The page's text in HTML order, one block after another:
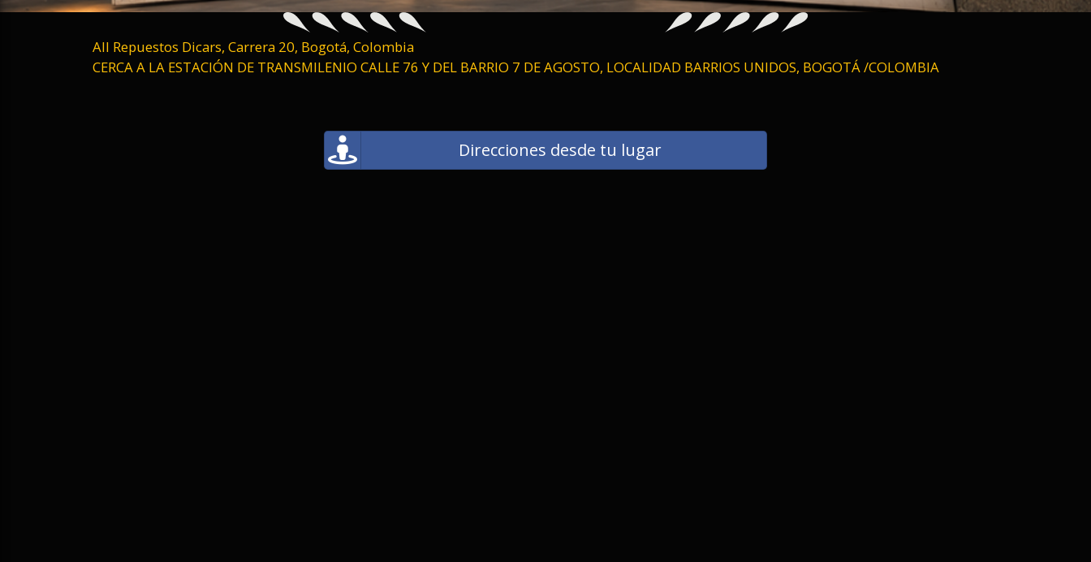
All Repuestos Dicars, Carrera 20, Bogotá, Colombia
CERCA A LA ESTACIÓN DE TRANSMILENIO CALLE 76 Y DEL BARRIO 7 DE AGOSTO, LOCALIDAD BARRIOS UNIDOS, BOGOTÁ /COLOMBIA
Direcciones desde tu lugar